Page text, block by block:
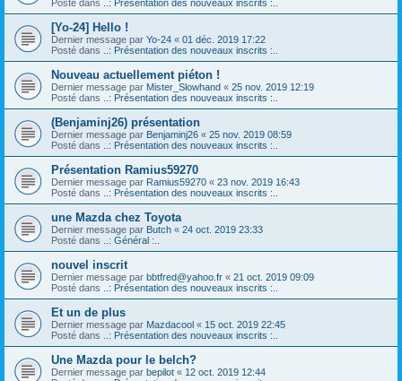
Posté dans
..: Présentation des nouveaux inscrits :..
[Yo-24] Hello !
Dernier message par Yo-24 « 01 déc. 2019 17:22
Posté dans
..: Présentation des nouveaux inscrits :..
Nouveau actuellement piéton !
Dernier message par Mister_Slowhand « 25 nov. 2019 12:19
Posté dans
..: Présentation des nouveaux inscrits :..
(Benjaminj26) présentation
Dernier message par Benjaminj26 « 25 nov. 2019 08:59
Posté dans
..: Présentation des nouveaux inscrits :..
Présentation Ramius59270
Dernier message par Ramius59270 « 23 nov. 2019 16:43
Posté dans
..: Présentation des nouveaux inscrits :..
une Mazda chez Toyota
Dernier message par Butch « 24 oct. 2019 23:33
Posté dans
..: Général :..
nouvel inscrit
Dernier message par bbtfred@yahoo.fr « 21 oct. 2019 09:09
Posté dans
..: Présentation des nouveaux inscrits :..
Et un de plus
Dernier message par Mazdacool « 15 oct. 2019 22:45
Posté dans
..: Présentation des nouveaux inscrits :..
Une Mazda pour le belch?
Dernier message par bepilot « 12 oct. 2019 12:44